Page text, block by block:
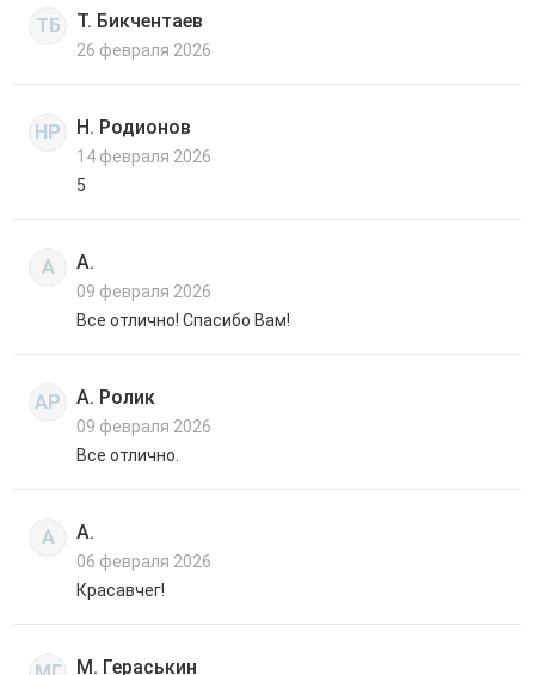
ТБ Т. Бикчентаев
26 февраля 2026
НР Н. Родионов
14 февраля 2026
5
А А.
09 февраля 2026
Все отлично! Спасибо Вам!
АР А. Ролик
09 февраля 2026
Все отлично.
А А.
06 февраля 2026
Красавчег!
М. Гераськин